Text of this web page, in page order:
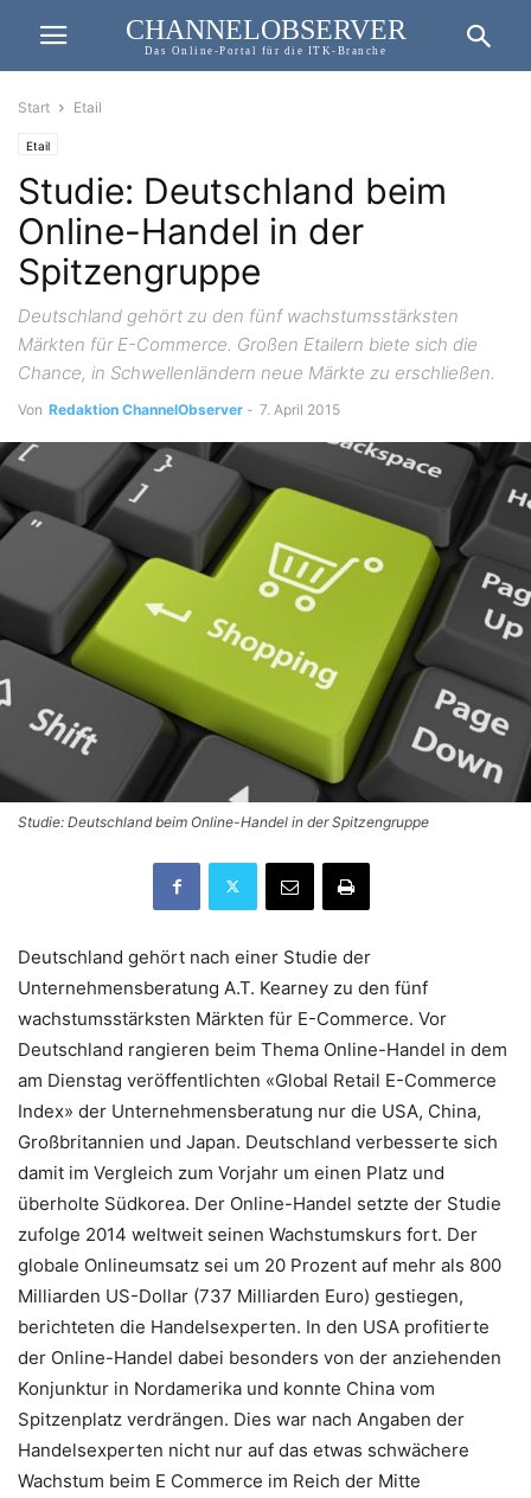
CHANNELOBSERVER
Das Online-Portal für die ITK-Branche
Start Etail
Etail
Studie: Deutschland beim
Online-Handel in der
Spitzengruppe
Deutschland gehört zu den fünf wachstumsstärksten
Märkten für E-Commerce. Großen Etailern biete sich die
Chance, in Schwellenländern neue Märkte zu erschließen.
Von Redaktion ChannelObserver - 7. April 2015
Studie: Deutschland beim Online-Handel in der Spitzengruppe
Deutschland gehört nach einer Studie der
Unternehmensberatung A.T. Kearney zu den fünf
wachstumsstärksten Märkten für E-Commerce. Vor
Deutschland rangieren beim Thema Online-Handel in dem
am Dienstag veröffentlichten «Global Retail E-Commerce
Index» der Unternehmensberatung nur die USA, China,
Großbritannien und Japan. Deutschland verbesserte sich
damit im Vergleich zum Vorjahr um einen Platz und
überholte Südkorea. Der Online-Handel setzte der Studie
zufolge 2014 weltweit seinen Wachstumskurs fort. Der
globale Onlineumsatz sei um 20 Prozent auf mehr als 800
Milliarden US-Dollar (737 Milliarden Euro) gestiegen,
berichteten die Handelsexperten. In den USA profitierte
der Online-Handel dabei besonders von der anziehenden
Konjunktur in Nordamerika und konnte China vom
Spitzenplatz verdrängen. Dies war nach Angaben der
Handelsexperten nicht nur auf das etwas schwächere
Wachstum beim E Commerce im Reich der Mitte